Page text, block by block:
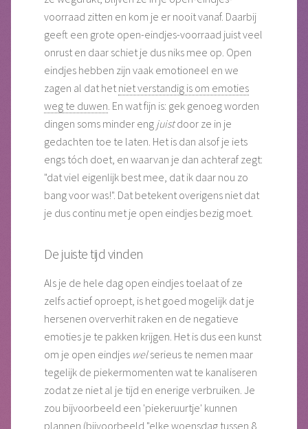
voorraad zitten en kom je er nooit vanaf. Daarbij
geeft een grote open-eindjes-voorraad juist veel
onrust en daar schiet je dus niks mee op. Open
eindjes hebben zijn vaak emotioneel en we
zagen al dat hetniet verstandig is om emoties
weg te duwen. En wat fijn is: gek genoeg worden
dingen soms minder eng juistdoor ze in je
gedachten toe te laten. Het is dan alsof je iets
engs tóch doet, en waarvan je dan achteraf zegt:
"dat viel eigenlijk best mee, dat ik daar nou zo
bang voor was!". Dat betekent overigens niet dat
je dus continu met je open eindjes bezig moet.
De juiste tijd vinden
Als je de hele dag open eindjes toelaat of ze
zelfs actief oproept, is het goed mogelijk dat je
hersenen oververhit raken en de negatieve
emoties je te pakken krijgen. Het is dus een kunst
om je open eindjes welserieus te nemen maar
tegelijk de piekermomenten wat te kanaliseren
zodat ze niet al je tijd en enerige verbruiken. Je
zou bijvoorbeeld een 'piekeruurtje' kunnen
plannen (bijvoorbeeld "elke woensdag tussen 8